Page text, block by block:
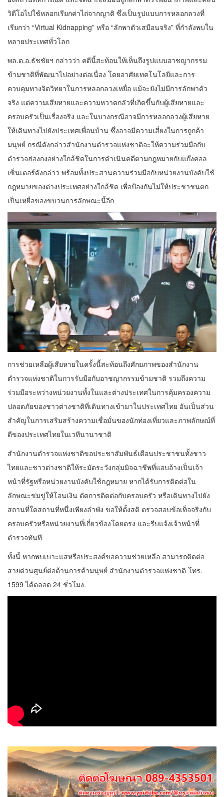
วิดีโอไปใช้หลอกเรียกค่าไถ่จากญาติ ซึ่งเป็นรูปแบบการหลอกลวงที่
เรียกว่า “Virtual Kidnapping” หรือ “ลักพาตัวเสมือนจริง” ที่กำลังพบใน
หลายประเทศทั่วโลก
พล.ต.อ.ธัชชัยฯ กล่าวว่า คดีนี้สะท้อนให้เห็นถึงรูปแบบอาชญากรรม
ข้ามชาติที่พัฒนาไปอย่างต่อเนื่อง โดยอาศัยเทคโนโลยีและการ
ควบคุมทางจิตวิทยาในการหลอกลวงเหยื่อ แม้จะยังไม่มีการลักพาตัว
จริง แต่ความเสียหายและความหวาดกลัวที่เกิดขึ้นกับผู้เสียหายและ
ครอบครัวเป็นเรื่องจริง และในบางกรณีอาจมีการหลอกลวงผู้เสียหาย
ให้เดินทางไปยังประเทศเพื่อนบ้าน ซึ่งอาจมีความเสี่ยงในการถูกค้า
มนุษย์ กรณีดังกล่าวสำนักงานตำรวจแห่งชาติจะให้ความร่วมมือกับ
ตำรวจฮ่องกงอย่างใกล้ชิดในการดำเนินคดีตามกฎหมายกับแก๊งคอล
เซ็นเตอร์ดังกล่าว พร้อมทั้งประสานความร่วมมือกับหน่วยงานบังคับใช้
กฎหมายของต่างประเทศอย่างใกล้ชิด เพื่อป้องกันไม่ให้ประชาชนตก
เป็นเหยื่อของขบวนการลักษณะนี้อีก
การช่วยเหลือผู้เสียหายในครั้งนี้สะท้อนถึงศักยภาพของสำนักงาน
ตำรวจแห่งชาติในการรับมือกับอาชญากรรมข้ามชาติ รวมถึงความ
ร่วมมือระหว่างหน่วยงานทั้งในและต่างประเทศในการคุ้มครองความ
ปลอดภัยของชาวต่างชาติที่เดินทางเข้ามาในประเทศไทย อันเป็นส่วน
สำคัญในการเสริมสร้างความเชื่อมั่นของนักท่องเที่ยวและภาพลักษณ์ที่
ดีของประเทศไทยในเวทีนานาชาติ
สำนักงานตำรวจแห่งชาติขอประชาสัมพันธ์เตือนประชาชนทั้งชาว
ไทยและชาวต่างชาติให้ระมัดระวังกลุ่มมิจฉาชีพที่แอบอ้างเป็นเจ้า
หน้าที่รัฐหรือหน่วยงานบังคับใช้กฎหมาย หากได้รับการติดต่อใน
ลักษณะข่มขู่ให้โอนเงิน ตัดการติดต่อกับครอบครัว หรือเดินทางไปยัง
สถานที่ใดสถานที่หนึ่งเพียงลำพัง ขอให้ตั้งสติ ตรวจสอบข้อเท็จจริงกับ
ครอบครัวหรือหน่วยงานที่เกี่ยวข้องโดยตรง และรีบแจ้งเจ้าหน้าที่
ตำรวจทันที
ทั้งนี้ หากพบเบาะแสหรือประสงค์ขอความช่วยเหลือ สามารถติดต่อ
สายด่วนศูนย์ต่อต้านการค้ามนุษย์ สำนักงานตำรวจแห่งชาติ โทร.
1599 ได้ตลอด 24 ชั่วโมง.